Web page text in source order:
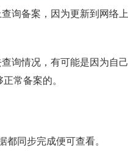
询备案，因为更新到网络上
询情况，有可能是因为自己
常备案的。
同步完成便可查看。